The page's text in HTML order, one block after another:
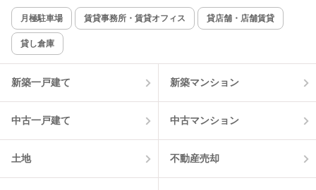
新着のみ インターネット無料
該当件数:
1件
月極駐車場 賃貸事務所・賃貸オフィス 貸店舗・店舗賃貸
貸し倉庫
新築一戸建て 新築マンション
中古一戸建て 中古マンション
土地 不動産売却